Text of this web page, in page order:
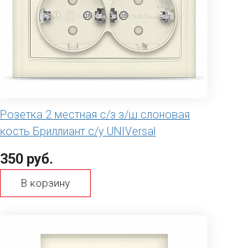
Розетка 2 местная с/з з/ш слоновая
кость Бриллиант с/у UNIVersal
350 руб.
В корзину